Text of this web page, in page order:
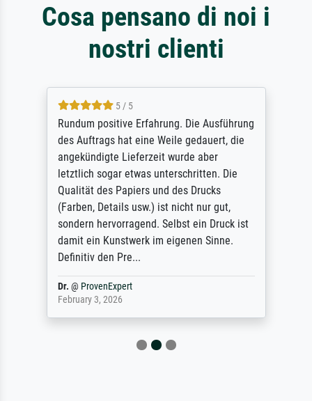
Cosa pensano di noi i
nostri clienti
5 / 5
Rundum positive Erfahrung. Die Ausführung
des Auftrags hat eine Weile gedauert, die
angekündigte Lieferzeit wurde aber
letztlich sogar etwas unterschritten. Die
Qualität des Papiers und des Drucks
(Farben, Details usw.) ist nicht nur gut,
sondern hervorragend. Selbst ein Druck ist
damit ein Kunstwerk im eigenen Sinne.
Definitiv den Pre...
Dr. @ ProvenExpert
February 3, 2026